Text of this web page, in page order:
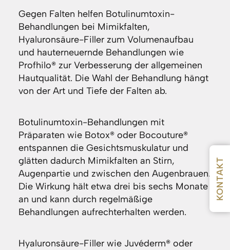
Gegen Falten helfen Botulinumtoxin-
Behandlungen bei Mimikfalten,
Hyaluronsäure-Filler zum Volumenaufbau
und hauterneuernde Behandlungen wie
Profhilo® zur Verbesserung der allgemeinen
Hautqualität. Die Wahl der Behandlung hängt
von der Art und Tiefe der Falten ab.
Botulinumtoxin-Behandlungen mit
Präparaten wie Botox® oder Bocouture®
entspannen die Gesichtsmuskulatur und
glätten dadurch Mimikfalten an Stirn,
Augenpartie und zwischen den Augenbrauen.
Die Wirkung hält etwa drei bis sechs Monate
an und kann durch regelmäßige
Behandlungen aufrechterhalten werden.
Hyaluronsäure-Filler wie Juvéderm® oder
KONTAKT